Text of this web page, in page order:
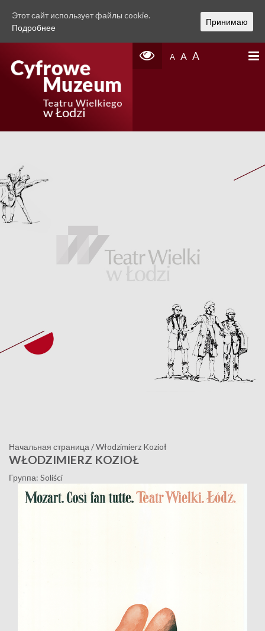
A A A
Начальная страница /Włodzimierz Kozioł
WŁODZIMIERZ KOZIOŁ
Группа: Soliści
Этот сайт использует файлы cookie.
Подробнее
Принимаю